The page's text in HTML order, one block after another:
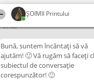
ŞOIMII Printului
07:46
Bună, suntem încântați să vă
ajutăm! 🙂 Vă rugăm să faceți
subiectul de conversație
corespunzător! 🙂